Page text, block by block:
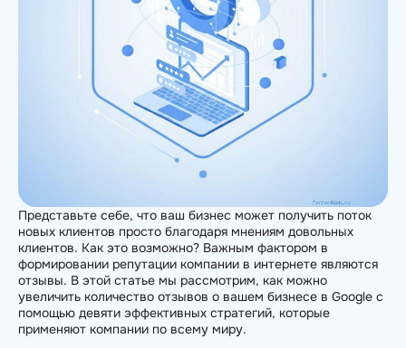
Представьте себе, что ваш бизнес может получить поток
новых клиентов просто благодаря мнениям довольных
клиентов. Как это возможно? Важным фактором в
формировании репутации компании в интернете являются
отзывы. В этой статье мы рассмотрим, как можно
увеличить количество отзывов о вашем бизнесе в Google с
помощью девяти эффективных стратегий, которые
применяют компании по всему миру.